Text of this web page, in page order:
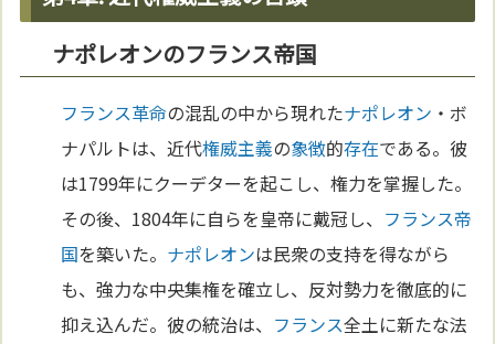
ナポレオンのフランス帝国
フランス革命の混乱の中から現れたナポレオン ・ボ
ナパルトは、近代権威主義の象徴的存在である。彼
は1799年にクーデターを起こし、権力を掌握した。
その後、1804年に自らを皇帝に戴冠し、 フランス帝
国を築いた。 ナポレオンは民衆の支持を得ながら
も、強力な中央集権を確立し、反対勢力を徹底的に
抑え込んだ。彼の統治は、 フランス全土に新たな法